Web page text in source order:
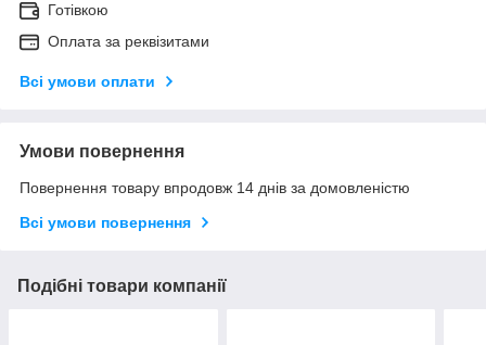
Готівкою
Оплата за реквізитами
Всі умови оплати
Умови повернення
Повернення товару впродовж 14 днів за домовленістю
Всі умови повернення
Подібні товари компанії